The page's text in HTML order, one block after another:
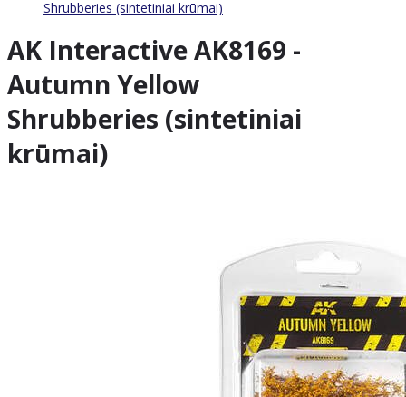
Shrubberies (sintetiniai krūmai)
AK Interactive AK8169 -
Autumn Yellow
Shrubberies (sintetiniai
krūmai)